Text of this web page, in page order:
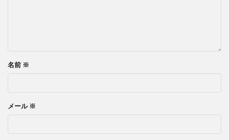
名前 ※
メール ※